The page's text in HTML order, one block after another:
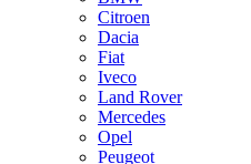
Citroen
Dacia
Fiat
Iveco
Land Rover
Mercedes
Opel
Peugeot